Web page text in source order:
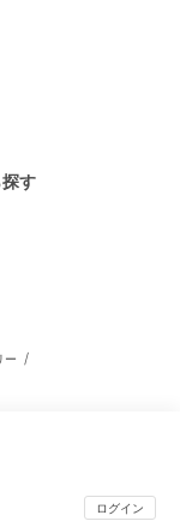
す
ー /
ログイン